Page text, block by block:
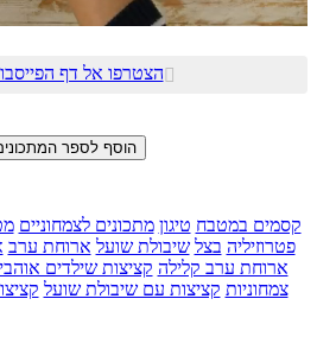
הצטרפו אל דף
קסמים במטבח טיגון מתכונים לצמחוניים
פטרוזיליה בצל שיבולת שועל ארוחת ערב
ארוחת ערב קלילה קציצות שילדים
צמחוניות קציצות עם שיבולת שועל